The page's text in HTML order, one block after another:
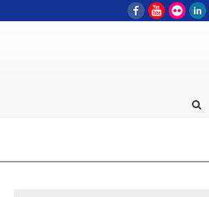
FacebookYouTube
Flickr